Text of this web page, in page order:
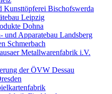
Bischofswerda
Leipzig
Dohna
Apparatebau Landsberg
Schmerbach
Metallwarenfabrik i.V.
der ÖVW Dessau